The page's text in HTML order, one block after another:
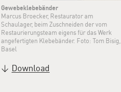
Gewebeklebebänder
Marcus Broecker, Restaurator am
Schaulager, beim Zuschneiden der vom
Restaurierungsteam eigens für das Werk
angefertigten Klebebänder. Foto: Tom Bisig,
Basel
Download